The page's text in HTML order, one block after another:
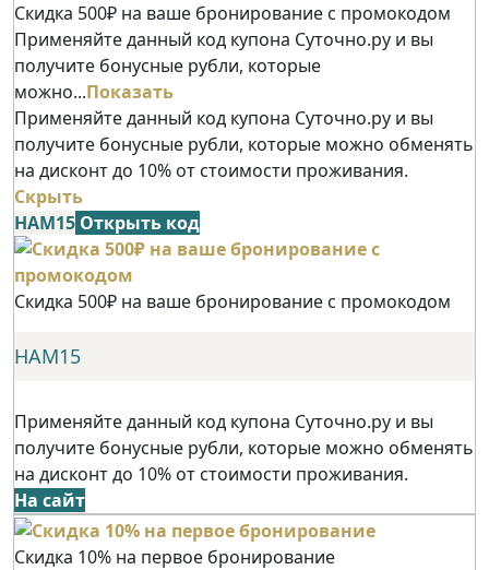
Скидка 500₽ на ваше бронирование с промокодом
Применяйте данный код купона Суточно.ру и вы
получите бонусные рубли, которые
можно...Показать
Применяйте данный код купона Суточно.ру и вы
получите бонусные рубли, которые можно обменять
на дисконт до 10% от стоимости проживания.
Скрыть
НАМ15 Открыть код
Скидка 500₽ на ваше бронирование с промокодом
НАМ15
Применяйте данный код купона Суточно.ру и вы
получите бонусные рубли, которые можно обменять
на дисконт до 10% от стоимости проживания.
На сайт
Скидка 10% на первое бронирование